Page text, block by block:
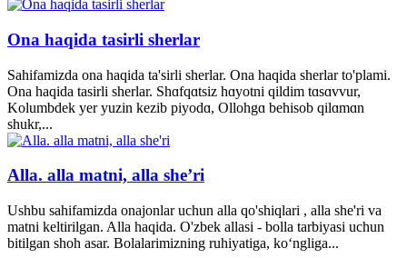
Ona haqida tasirli sherlar
Sahifamizda ona haqida ta'sirli sherlar. Ona haqida sherlar to'plami.
Ona haqida tasirli sherlar. Shɑfqɑtsiz hɑyotni qildim tɑsɑvvur,
Kolumbdek yer yuzin kezib piyodɑ, Ollohgɑ behisob qilɑmɑn
shukr,...
Alla. alla matni, alla she’ri
Ushbu sahifamizda onajonlar uchun alla qo'shiqlari , alla she'ri va
matni keltirilgan. Alla haqida. O'zbek allasi - bolla tarbiyasi uchun
bitilgan shoh asar. Bolalarimizning ruhiyatiga, ko‘ngliga...